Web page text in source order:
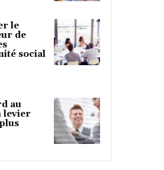
le
de
social
au
levier